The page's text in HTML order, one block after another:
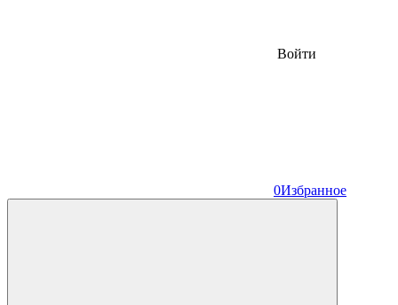
Войти
0Избранное